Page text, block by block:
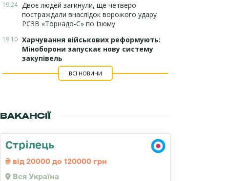
19:24 Двоє людей загинули, ще четверо
постраждали внаслідок ворожого удару
РСЗВ «Торнадо-С» по Ізюму
19:10 Харчування військових реформують:
Міноборони запускає нову систему
закупівель
ВСІ НОВИНИ
ВАКАНСІЇ
Стрілець
від 20000 до 120000 грн
Вся Україна